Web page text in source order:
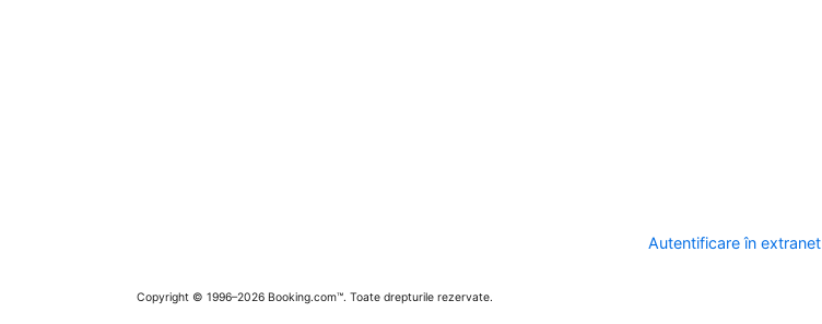
Autentificare în extranet
Copyright © 1996–2026 Booking.com™. Toate drepturile rezervate.